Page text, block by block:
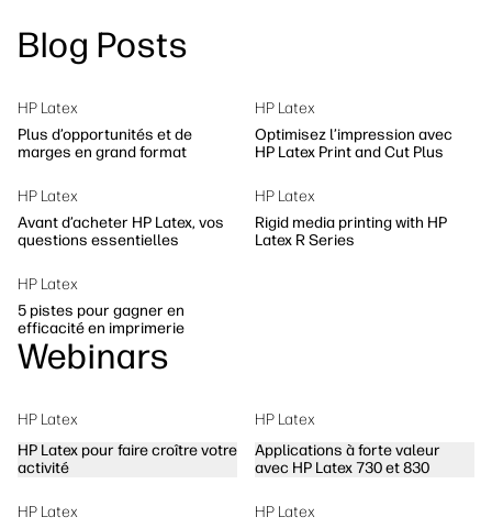
Solutions de flux de travail
Blog Posts
HP Latex
Plus d’opportunités et de
marges en grand format
HP Latex
Optimisez l’impression avec
HP Latex Print and Cut Plus
HP Latex
Avant d’acheter HP Latex, vos
questions essentielles
HP Latex
Rigid media printing with HP
Latex R Series
HP Latex
5 pistes pour gagner en
efficacité en imprimerie
Webinars
HP Latex
HP Latex pour faire croître votre
activité
HP Latex
Applications à forte valeur
avec HP Latex 730 et 830
HP Latex
HP Latex